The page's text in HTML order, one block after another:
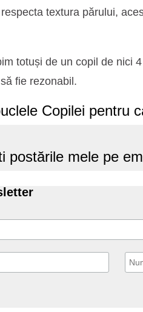
textura părului,
totuși de un copil de nici
fie rezonabil.
Copilei pentru
postările mele pe